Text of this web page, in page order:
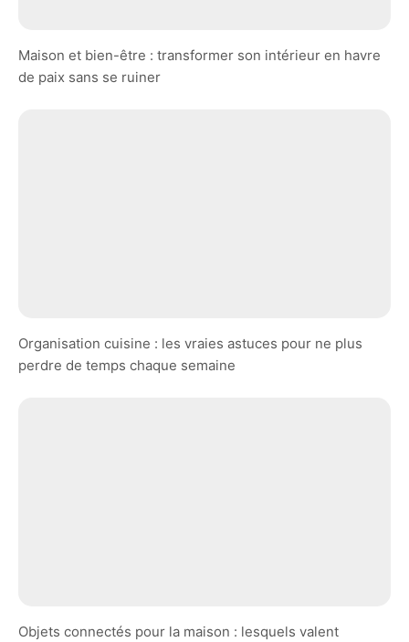
Maison et bien-être : transformer son intérieur en havre
de paix sans se ruiner
Organisation cuisine : les vraies astuces pour ne plus
perdre de temps chaque semaine
Objets connectés pour la maison : lesquels valent